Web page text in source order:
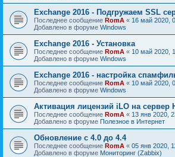
Exchange 2016 - Подгружаем SSL
Последнее сообщение RomA « 16 май 2020,
Добавлено в форуме Windows
Exchange 2016 - Установка
Последнее сообщение RomA « 10 май 2020,
Добавлено в форуме Windows
Exchange 2016 - настройка
Последнее сообщение RomA « 10 май 2020,
Добавлено в форуме Windows
Активация лицензий iLO на сервер
Последнее сообщение RomA « 13 янв 2020,
Добавлено в форуме Полезное в Интернет
Обновление с 4.0 до 4.4
Последнее сообщение RomA « 05 янв 2020,
Добавлено в форуме Мониторинг (Zabbix)